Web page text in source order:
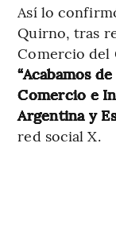
Así lo
Quirno, tras
Comercio del
“Acabamos
Comercio e
Argentina y
red social X.